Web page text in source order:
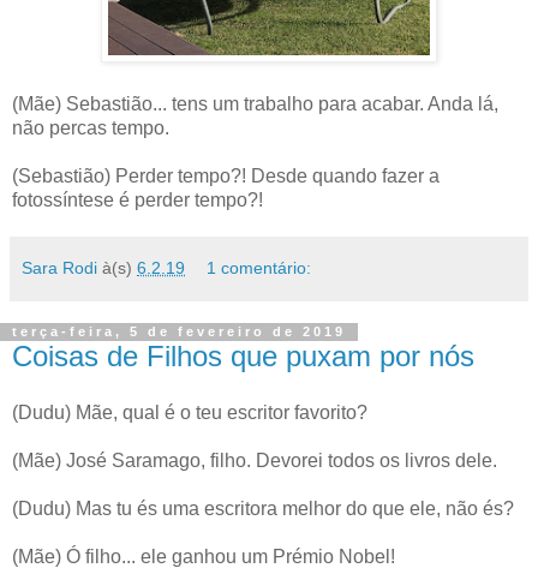
(Mãe) Sebastião... tens um trabalho para acabar. Anda lá,
não percas tempo.
(Sebastião) Perder tempo?! Desde quando fazer a
fotossíntese é perder tempo?!
Sara Rodi à(s) 6.2.19 1 comentário:
terça-feira, 5 de fevereiro de 2019
Coisas de Filhos que puxam por nós
(Dudu) Mãe, qual é o teu escritor favorito?
(Mãe) José Saramago, filho. Devorei todos os livros dele.
(Dudu) Mas tu és uma escritora melhor do que ele, não és?
(Mãe) Ó filho... ele ganhou um Prémio Nobel!